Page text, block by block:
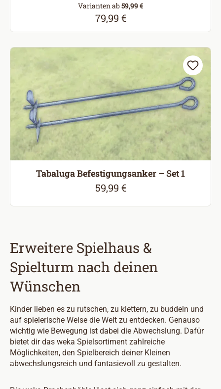
Varianten ab59,99 €
Regulärer Preis:
79,99 €
Tabaluga Befestigungsanker – Set 1
Regulärer Preis:
59,99 €
Erweitere Spielhaus &
Spielturm nach deinen
Wünschen
Kinder lieben es zu rutschen, zu klettern, zu buddeln und
auf spielerische Weise die Welt zu entdecken. Genauso
wichtig wie Bewegung ist dabei die Abwechslung. Dafür
bietet dir das weka Spielsortiment zahlreiche
Möglichkeiten, den Spielbereich deiner Kleinen
abwechslungsreich und fantasievoll zu gestalten.